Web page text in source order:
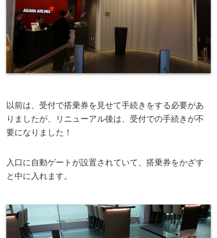
以前は、受付で搭乗券を見せて手続きをする必要があ
りましたが、リニューアル後は、受付での手続きが不
要になりました！
入口に自動ゲートが設置されていて、搭乗券をかざす
と中に入れます。